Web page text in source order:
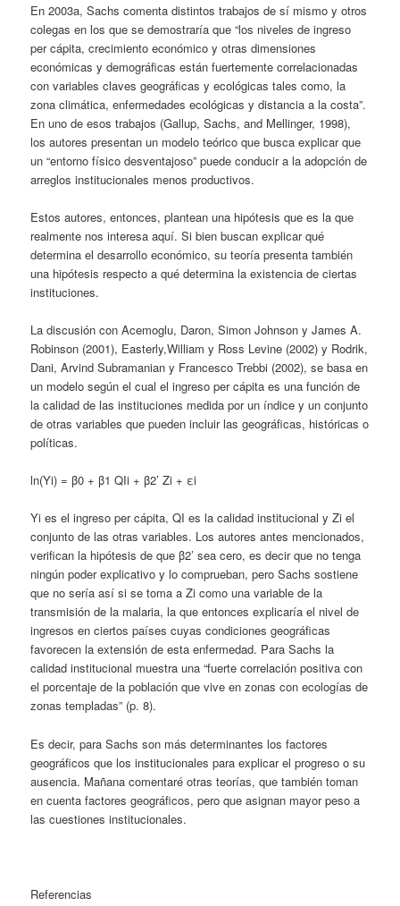
En 2003a, Sachs comenta distintos trabajos de sí mismo y otros
colegas en los que se demostraría que “los niveles de ingreso
per cápita, crecimiento económico y otras dimensiones
económicas y demográficas están fuertemente correlacionadas
con variables claves geográficas y ecológicas tales como, la
zona climática, enfermedades ecológicas y distancia a la costa”.
En uno de esos trabajos (Gallup, Sachs, and Mellinger, 1998),
los autores presentan un modelo teórico que busca explicar que
un “entorno físico desventajoso” puede conducir a la adopción de
arreglos institucionales menos productivos.
Estos autores, entonces, plantean una hipótesis que es la que
realmente nos interesa aquí. Si bien buscan explicar qué
determina el desarrollo económico, su teoría presenta también
una hipótesis respecto a qué determina la existencia de ciertas
instituciones.
La discusión con Acemoglu, Daron, Simon Johnson y James A.
Robinson (2001), Easterly,William y Ross Levine (2002) y Rodrik,
Dani, Arvind Subramanian y Francesco Trebbi (2002), se basa en
un modelo según el cual el ingreso per cápita es una función de
la calidad de las instituciones medida por un índice y un conjunto
de otras variables que pueden incluir las geográficas, históricas o
políticas.
ln(Yi) = β0 + β1 QIi + β2’ Zi + εi
Yi es el ingreso per cápita, QI es la calidad institucional y Zi el
conjunto de las otras variables. Los autores antes mencionados,
verifican la hipótesis de que β2’ sea cero, es decir que no tenga
ningún poder explicativo y lo comprueban, pero Sachs sostiene
que no sería así si se toma a Zi como una variable de la
transmisión de la malaria, la que entonces explicaría el nivel de
ingresos en ciertos países cuyas condiciones geográficas
favorecen la extensión de esta enfermedad. Para Sachs la
calidad institucional muestra una “fuerte correlación positiva con
el porcentaje de la población que vive en zonas con ecologías de
zonas templadas” (p. 8).
Es decir, para Sachs son más determinantes los factores
geográficos que los institucionales para explicar el progreso o su
ausencia. Mañana comentaré otras teorías, que también toman
en cuenta factores geográficos, pero que asignan mayor peso a
las cuestiones institucionales.
Referencias